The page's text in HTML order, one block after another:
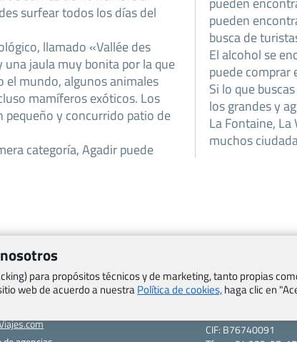
surfear todos los días del
llamado «Vallée des
una jaula muy bonita por la que
el mundo, algunos animales
mamíferos exóticos. Los
pequeño y concurrido patio de
categoría, Agadir puede
pueden
busca de
El alcohol se
puede comprar
Si lo que
los grandes y
La Fontaine,
muchos
somos
Visado, Salud y otras disposiciones
Last Minute Express
c/ Drago, CC HLS,
38660 Miraverde –
CIF: B76740091
para propósitos técnicos y de marketing, tanto propias
web de acuerdo a nuestraPolítica de cookies,haga clic en